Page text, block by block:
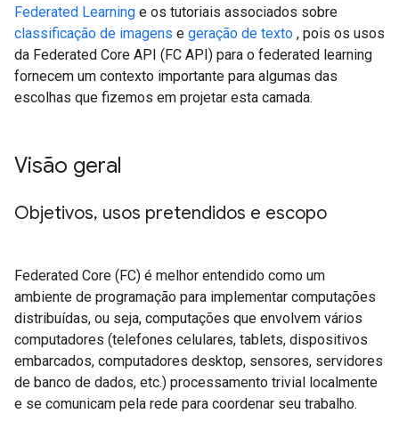
Federated Learning e os tutoriais associados sobre
classificação de imagens e geração de texto , pois os usos
da Federated Core API (FC API) para o federated learning
fornecem um contexto importante para algumas das
escolhas que fizemos em projetar esta camada.
Visão geral
Objetivos, usos pretendidos e escopo
Federated Core (FC) é melhor entendido como um
ambiente de programação para implementar computações
distribuídas, ou seja, computações que envolvem vários
computadores (telefones celulares, tablets, dispositivos
embarcados, computadores desktop, sensores, servidores
de banco de dados, etc.) processamento trivial localmente
e se comunicam pela rede para coordenar seu trabalho.